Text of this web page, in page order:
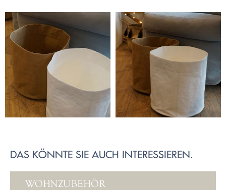
DAS KÖNNTE SIE AUCH INTERESSIEREN.
WOHNZUBEHÖR